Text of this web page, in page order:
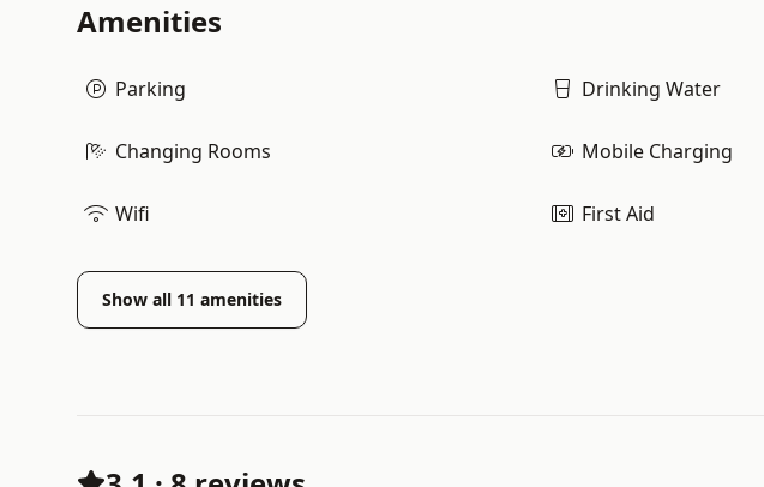
Amenities
Parking Drinking Water
Changing Rooms Mobile Charging
Wifi First Aid
Show all 11 amenities